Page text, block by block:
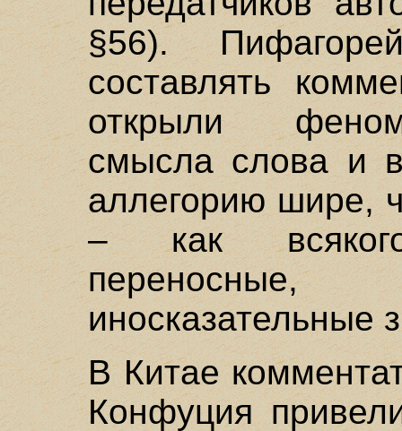
§56).
составлять
открыли
смысла слова и
аллегорию шире,
– как
иносказательные
В Китае
Конфуция